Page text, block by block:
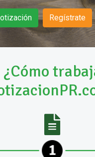
Regístrate
¿Cómo